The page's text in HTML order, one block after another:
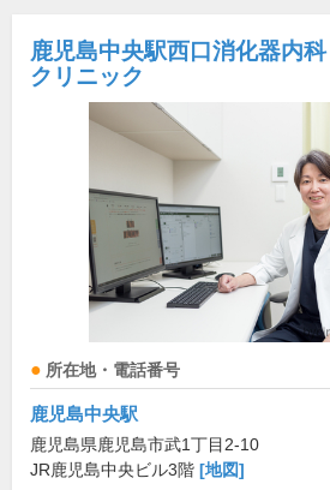
鹿児島中央駅西口消化器内
クリニック
所在地・電話番号
鹿児島中央駅
鹿児島県鹿児島市武1丁目2-10
JR鹿児島中央ビル3階 [地図]